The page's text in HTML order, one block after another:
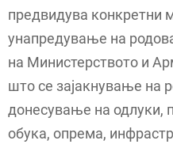
предвидува конкретни
унапредување на
на Министерството и
што се зајакнување на
донесување на одлуки,
обука, опрема,